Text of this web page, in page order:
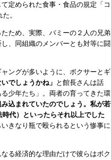
定められた食事・食品の規定「コ
。
ため、実際、バミーの２人の兄弟
、同組織のメンバーとも対等に闘
ングが多いように、ボクサーとギ
でしょうかね」 と館長さんは話
少年たち」。両者の育ってきた環
込まれていたのでしょう。私が若
代）といったらそれ以上でした
きなり瓶で殴られるという惨事に
る経済的な理由だけで彼らはボク